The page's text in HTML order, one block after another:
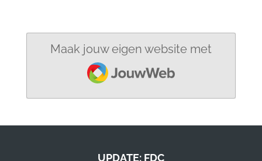
Maak jouw eigen website met
JouwWeb
UPDATE: FDC